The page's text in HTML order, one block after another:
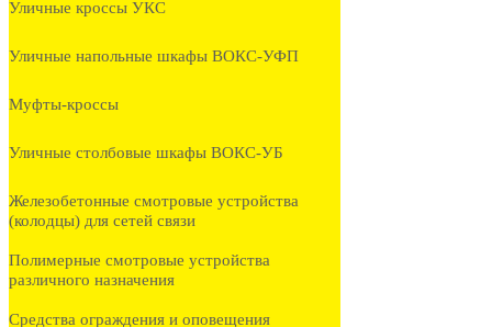
Уличные кроссы УКС
Уличные напольные шкафы ВОКС-УФП
Муфты-кроссы
Уличные столбовые шкафы ВОКС-УБ
Железобетонные смотровые устройства
(колодцы) для сетей связи
Полимерные смотровые устройства
различного назначения
Средства ограждения и оповещения